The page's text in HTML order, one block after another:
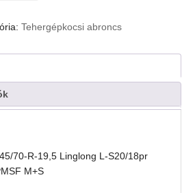
Tehergépkocsi abroncs
70-R-19,5 Linglong L-S20/18pr
M+S